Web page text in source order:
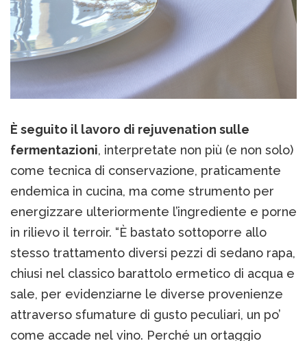
È seguito il lavoro di rejuvenation sulle
fermentazioni, interpretate non più (e non solo)
come tecnica di conservazione, praticamente
endemica in cucina, ma come strumento per
energizzare ulteriormente l’ingrediente e porne
in rilievo il terroir. “È bastato sottoporre allo
stesso trattamento diversi pezzi di sedano rapa,
chiusi nel classico barattolo ermetico di acqua e
sale, per evidenziarne le diverse provenienze
attraverso sfumature di gusto peculiari, un po’
come accade nel vino. Perché un ortaggio